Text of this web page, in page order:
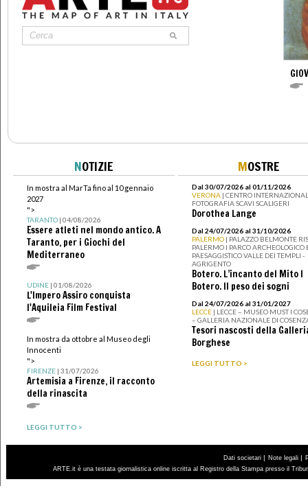
NOTIZIE
In mostra al MarTa fino al 10 gennaio
2027
">
TARANTO| 04/08/2026
Essere atleti nel mondo antico. A
Taranto, per i Giochi del
Mediterraneo
UDINE| 01/08/2026
L'Impero Assiro conquista
l'Aquileia Film Festival
In mostra da ottobre al Museo degli
Innocenti
">
FIRENZE| 31/07/2026
Artemisia a Firenze, il racconto
della rinascita
LEGGI TUTTO >
MOSTRE
Dal 30/07/2026 al 01/11/2026
VERONA | CENTRO
FOTOGRAFIA SCAVI SCALIGERI
Dorothea Lange
Dal 24/07/2026 al 31/10/2026
PALERMO | PALAZZO BELMONTE
PALERMO I PARCO ARCHEOLOGICO
PAESAGGISTICO VALLE DEI TEMPLI -
AGRIGENTO
Botero. L’incanto del Mito I
Botero. Il peso dei sogni
Dal 24/07/2026 al 31/01/2027
LECCE | LECCE – MUSEO MUST I
– GALLERIA NAZIONALE DI
Tesori nascosti della
Borghese
LEGGI TUTTO >
Dati societari | Note legali |
ARTE.it è una testata giornalistica online iscritta al Registro della Stampa presso il